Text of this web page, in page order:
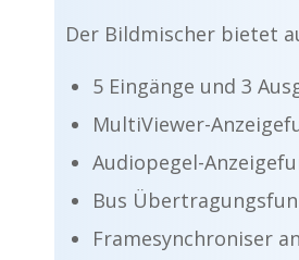
Der Bildmischer bietet
5 Eingänge und 3
MultiViewer-
Audiopegel-
Bus
Framesynchroniser